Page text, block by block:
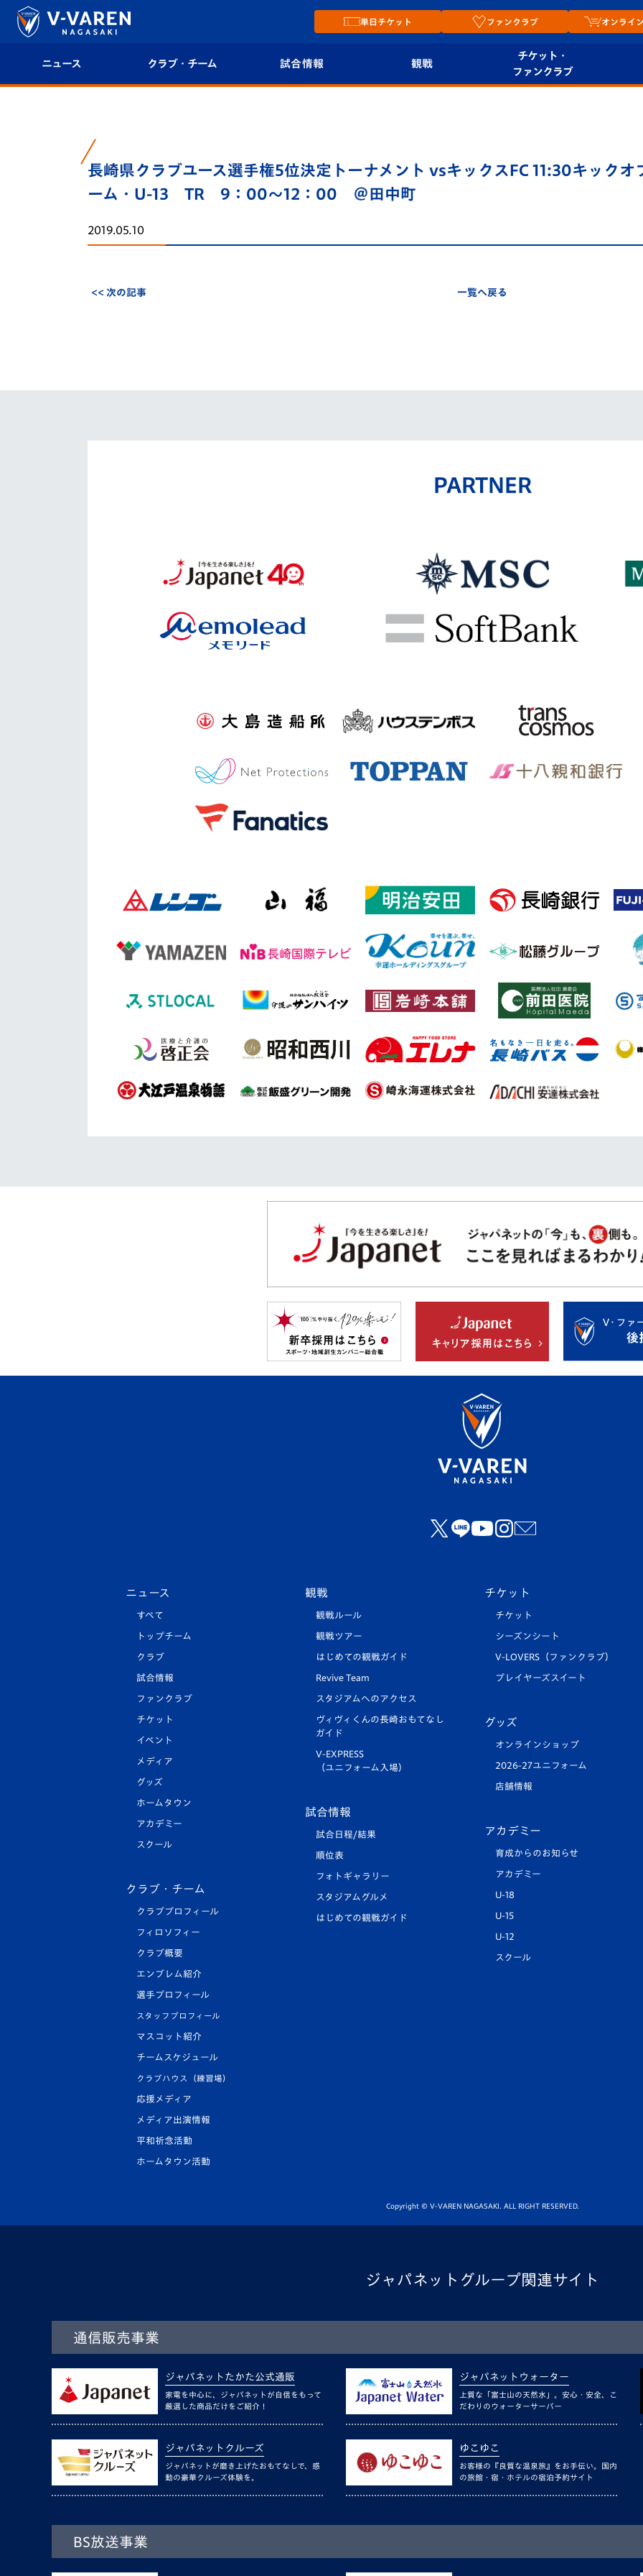
単日チケット ファンクラブ オンライン
ニュース クラブ・チーム
クラブ概要
選手プロフィール
スタッフプロフィール
試合情報
順位表
フォトギャラリー
観戦
Revive Team
セス
チケット・
ファンクラブ
プレイヤーズスイート
長崎県クラブユース選手権5位決定トーナメント vsキックスFC 11:30キック
ーム・U-13 TR 9：00～12：00 ＠田中町
2019.05.10
<< 次の記事 一覧へ戻る
PARTNER
ニュース
すべて
トップチーム
クラブ
試合情報
ファンクラブ
チケット
イベント
メディア
グッズ
ホームタウン
アカデミー
スクール
クラブ・チーム
クラブプロフィール
フィロソフィー
クラブ概要
エンブレム紹介
選手プロフィール
スタッフプロフィール
マスコット紹介
チームスケジュール
クラブハウス（練習場）
応援メディア
メディア出演情報
平和祈念活動
ホームタウン活動
観戦
観戦ルール
観戦ツアー
はじめての観戦ガイド
Revive Team
スタジアムへのアクセス
ヴィヴィくんの長崎おもてなし
ガイド
V-EXPRESS
（ユニフォーム入場）
試合情報
試合日程/結果
順位表
フォトギャラリー
スタジアムグルメ
はじめての観戦ガイド
チケット
チケット
シーズンシート
V-LOVERS（ファンクラブ）
プレイヤーズスイート
グッズ
オンラインショップ
2026-27ユニフォーム
店舗情報
アカデミー
育成からのお知らせ
アカデミー
U-18
U-15
U-12
スクール
Copyright © V-VAREN NAGASAKI. ALL RIGHT RESERVED.
ジャパネットグループ関連サイト
通信販売事業
ジャパネットたかた公式通販
家電を中心に、ジャパネットが自信をもって
厳選した商品だけをご紹介！
ジャパネットウォーター
上質な「富士山の天然水」。安心・安全、こ
だわりのウォーターサーバー
ジャパネットクルーズ
ジャパネットが磨き上げたおもてなしで、感
動の豪華クルーズ体験を。
ゆこゆこ
お客様の『良質な温泉旅』をお手伝い。国内
の旅館・宿・ホテルの宿泊予約サイト
BS放送事業